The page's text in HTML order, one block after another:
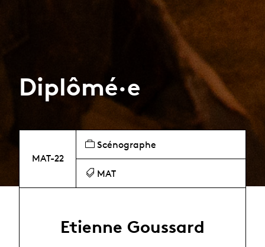
Diplômé·e
MAT-22
Scénographe
MAT
Etienne Goussard